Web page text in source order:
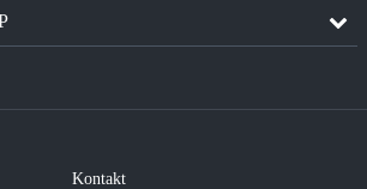
Kontakt